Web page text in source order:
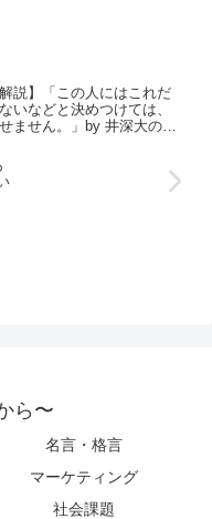
説】「この人にはこれだ
いなどと決めつけては、
ません。」by 井深大の深
ら〜
名言・格言
マーケティング
社会課題